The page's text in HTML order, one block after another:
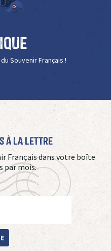
Souvenir Français !
à La Lettre
Français dans votre boîte
par mois.